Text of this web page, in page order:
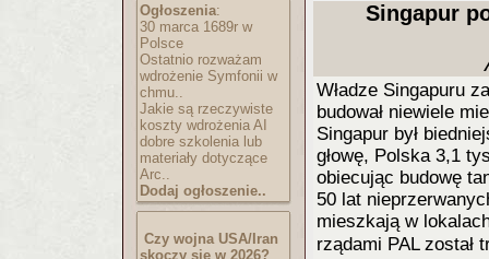
Ogłoszenia:
30 marca 1689r w
Polsce
Ostatnio rozważam
wdrożenie Symfonii w
chmu..
Jakie są rzeczywiste
koszty wdrożenia AI
dobre szkolenia lub
materiały dotyczące
Arc..
Dodaj ogłoszenie..
Czy wojna USA/Iran
skoczy się w 2026?
Singapur
Władze Singapuru
budował niewiele
Singapur był
głowę, Polska 3,1
obiecując budowę
50 lat
mieszkają w
rządami PAL